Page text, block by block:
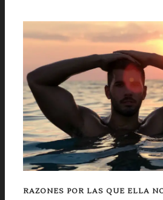
RAZONES POR LAS QUE ELLA